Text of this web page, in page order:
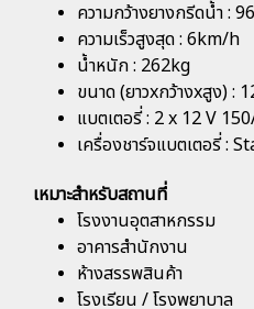
ความกว้างยางกรีดน้ำ :
ความเร็วสูงสุด : 6km/h
น้ำหนัก : 262kg
ขนาด (ยาวxกว้างxสูง) :
แบตเตอรี่ : 2 x 12 V
เครื่องชาร์จแบตเตอรี่ :
เหมาะสำหรับสถานที่
โรงงานอุตสาหกรรม
อาคารสำนักงาน
ห้างสรรพสินค้า
โรงเรียน / โรงพยาบาล